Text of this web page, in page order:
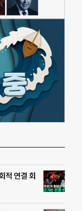
적 연결 회